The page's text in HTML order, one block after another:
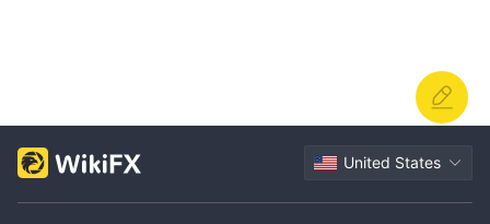
United States